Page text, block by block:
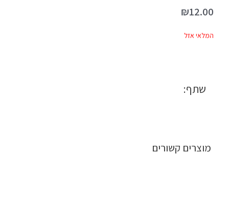
₪12.00
המלאי אזל
שתף:
מוצרים קשורים